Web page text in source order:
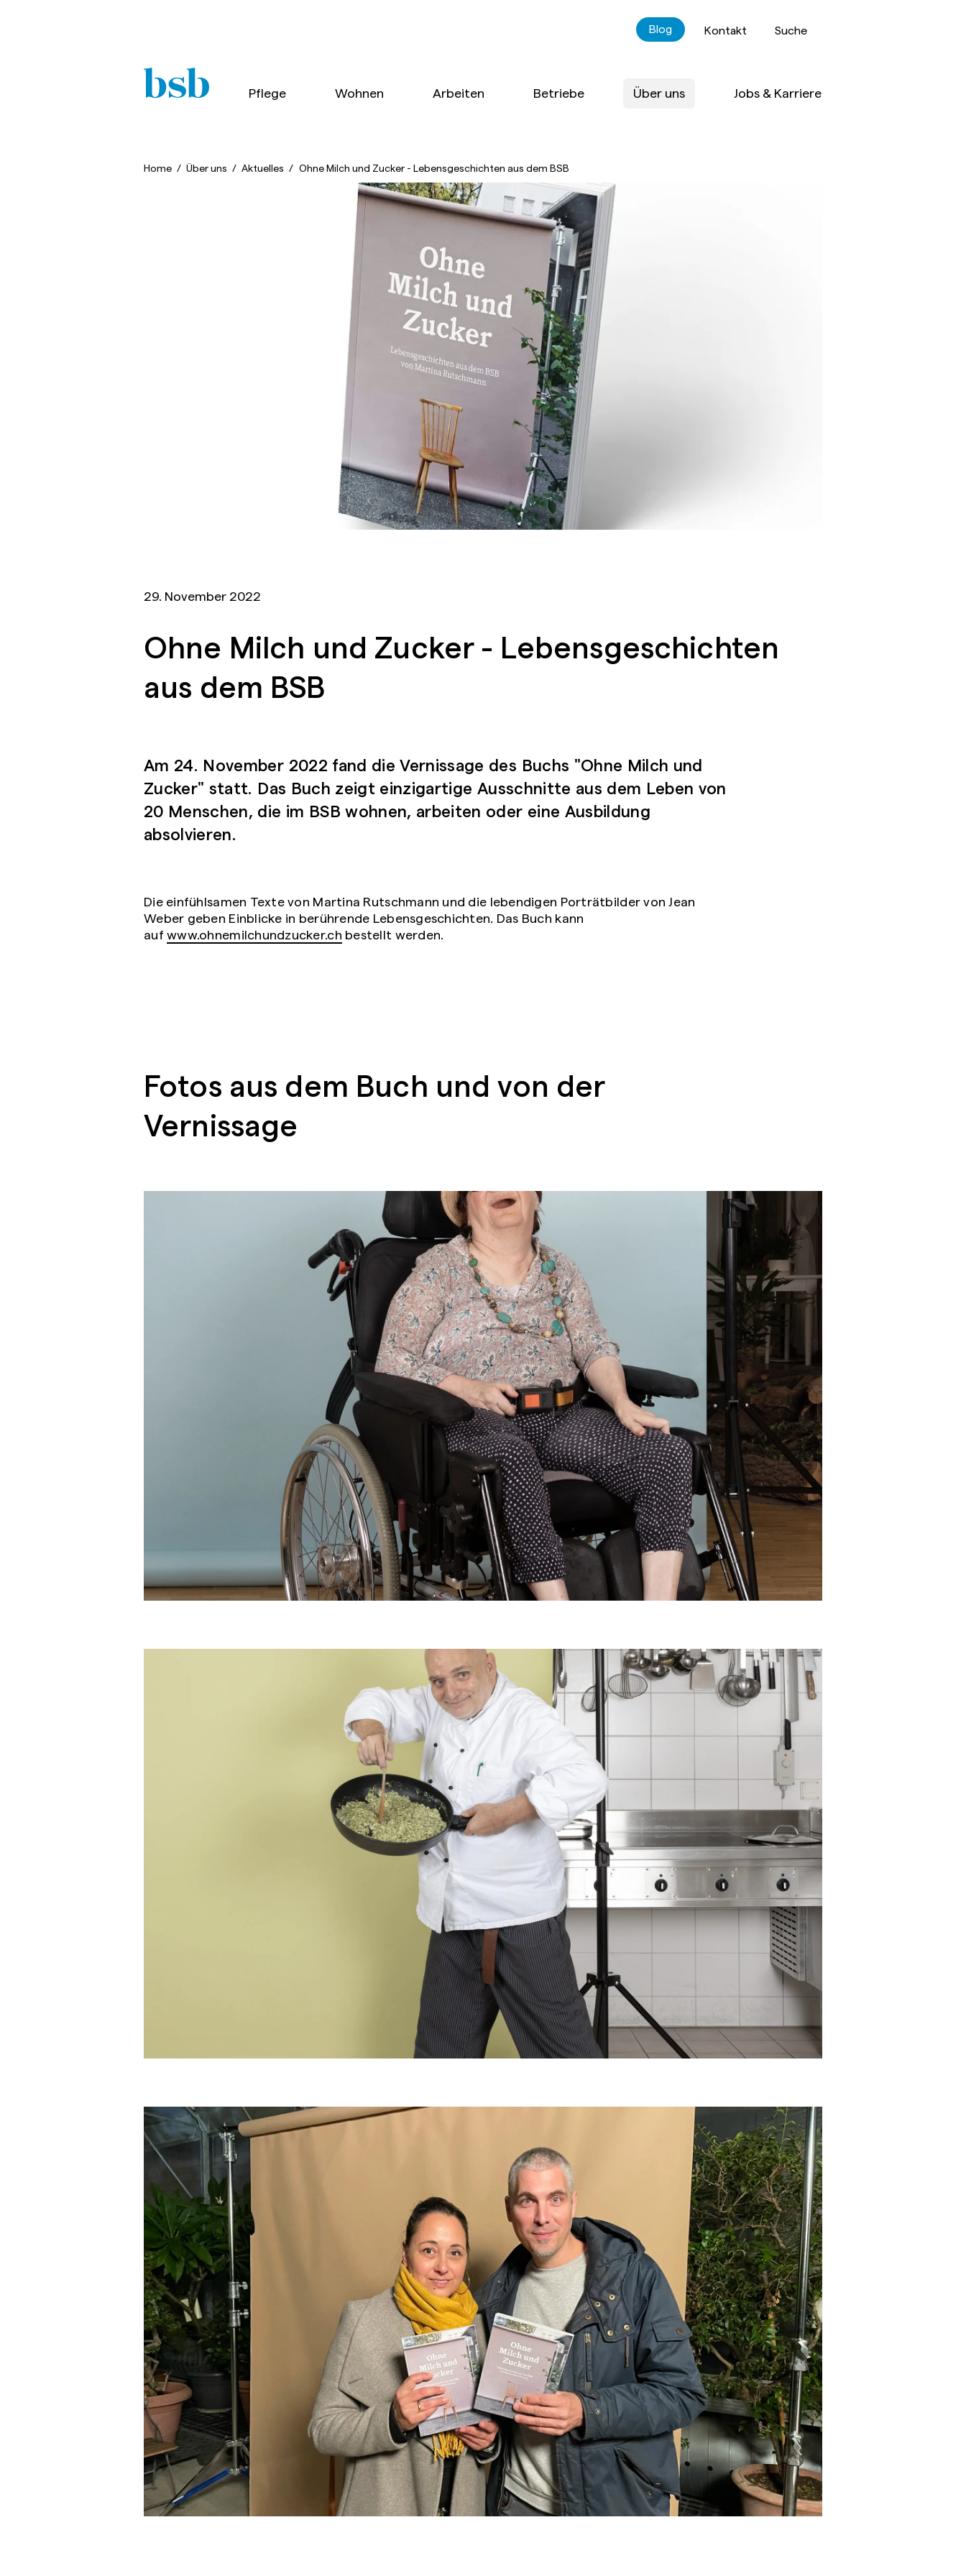
Blog Kontakt Suche
Pflege Wohnen Arbeiten Betriebe Über uns Jobs & Karriere
Home / Über uns / Aktuelles / Ohne Milch und Zucker - Lebensgeschichten aus dem BSB
29. November 2022
Ohne Milch und Zucker - Lebensgeschichten
aus dem BSB
Am 24. November 2022 fand die Vernissage des Buchs "Ohne Milch und
Zucker" statt. Das Buch zeigt einzigartige Ausschnitte aus dem Leben von
20 Menschen, die im BSB wohnen, arbeiten oder eine Ausbildung
absolvieren.
Die einfühlsamen Texte von Martina Rutschmann und die lebendigen Porträtbilder von Jean
Weber geben Einblicke in berührende Lebensgeschichten. Das Buch kann
aufwww.ohnemilchundzucker.ch bestellt werden.
Fotos aus dem Buch und von der
Vernissage